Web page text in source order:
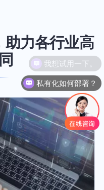
助力各行业高
私有化如何部署？